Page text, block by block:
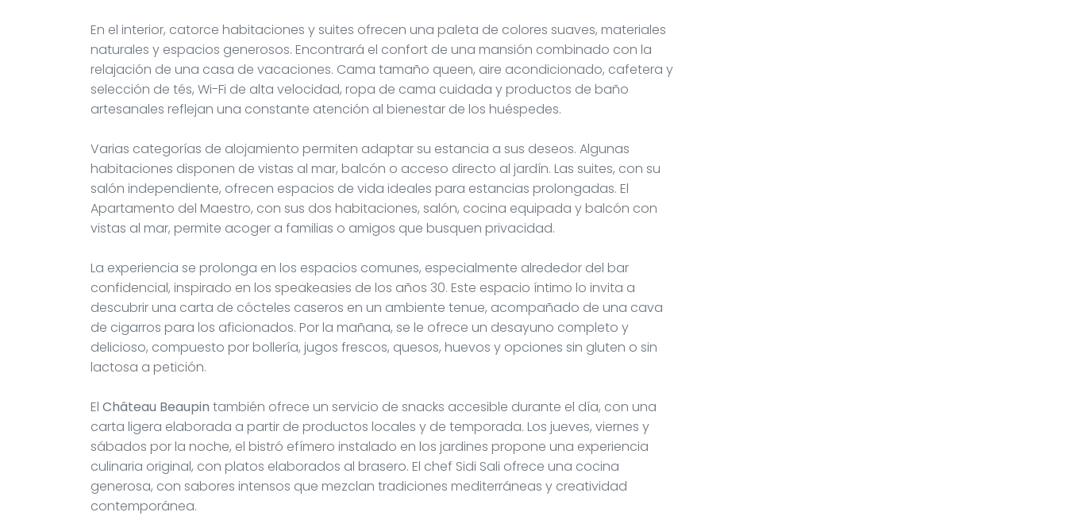
En el interior, catorce habitaciones y suites ofrecen una paleta de colores suaves, materiales
naturales y espacios generosos. Encontrará el confort de una mansión combinado con la
relajación de una casa de vacaciones. Cama tamaño queen, aire acondicionado, cafetera y
selección de tés, Wi-Fi de alta velocidad, ropa de cama cuidada y productos de baño
artesanales reflejan una constante atención al bienestar de los huéspedes.
Varias categorías de alojamiento permiten adaptar su estancia a sus deseos. Algunas
habitaciones disponen de vistas al mar, balcón o acceso directo al jardín. Las suites, con su
salón independiente, ofrecen espacios de vida ideales para estancias prolongadas. El
Apartamento del Maestro, con sus dos habitaciones, salón, cocina equipada y balcón con
vistas al mar, permite acoger a familias o amigos que busquen privacidad.
La experiencia se prolonga en los espacios comunes, especialmente alrededor del bar
confidencial, inspirado en los speakeasies de los años 30. Este espacio íntimo lo invita a
descubrir una carta de cócteles caseros en un ambiente tenue, acompañado de una cava
de cigarros para los aficionados. Por la mañana, se le ofrece un desayuno completo y
delicioso, compuesto por bollería, jugos frescos, quesos, huevos y opciones sin gluten o sin
lactosa a petición.
El Château Beaupin también ofrece un servicio de snacks accesible durante el día, con una
carta ligera elaborada a partir de productos locales y de temporada. Los jueves, viernes y
sábados por la noche, el bistró efímero instalado en los jardines propone una experiencia
culinaria original, con platos elaborados al brasero. El chef Sidi Sali ofrece una cocina
generosa, con sabores intensos que mezclan tradiciones mediterráneas y creatividad
contemporánea.